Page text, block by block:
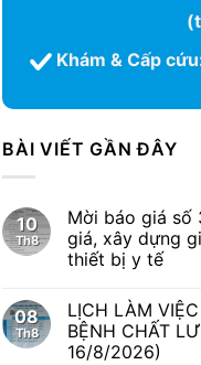
Khám & Cấp
BÀI VIẾT GẦN ĐÂY
10
Th8
Mời báo giá số
giá, xây dựng
thiết bị y tế
08
Th8
LỊCH LÀM
BỆNH CHẤT
16/8/2026)